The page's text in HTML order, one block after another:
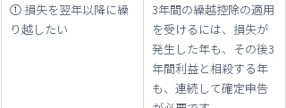
① 損失を翌年以降に繰
り越したい
3年間の繰越控除の適用
を受けるには、損失が
発生した年も、その後3
年間利益と相殺する年
も、連続して確定申告